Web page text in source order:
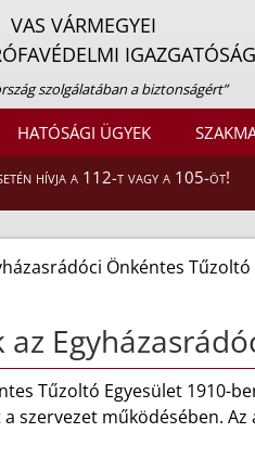
VAS VÁRMEGYEI
IGAZGATÓSÁG
szolgálatában a biztonságért”
HATÓSÁGI ÜGYEK
hívja a 112-t vagy a 105-öt!
Önkéntes Tűzoltó
Tűzoltó Egyesület 1910-
szervezet működésében.